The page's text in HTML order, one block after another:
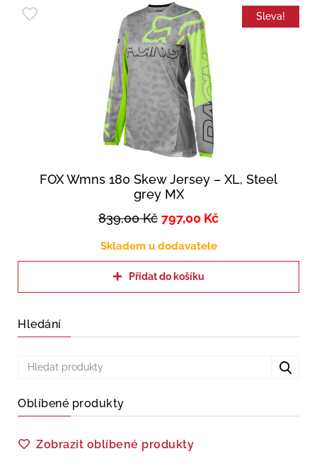
Sleva!
FOX Wmns 180 Skew Jersey – XL, Steel
grey MX
839,00Kč 797,00 Kč
Skladem u dodavatele
Přidat do košíku
Hledání
Oblíbené produkty
Zobrazit oblíbené produkty